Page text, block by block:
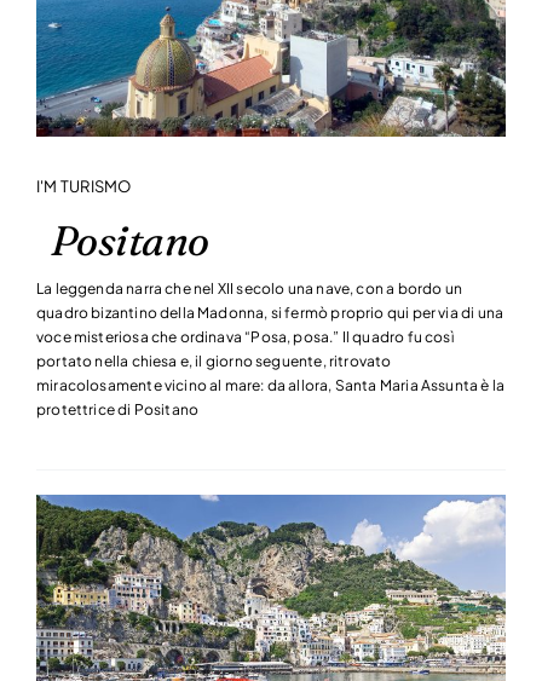
CONTATTI
I'M TURISMO
Positano
La leggenda narra che nel XII secolo una nave, con a bordo un
quadro bizantino della Madonna, si fermò proprio qui per via di una
voce misteriosa che ordinava “Posa, posa.” Il quadro fu così
portato nella chiesa e, il giorno seguente, ritrovato
miracolosamente vicino al mare: da allora, Santa Maria Assunta è la
protettrice di Positano